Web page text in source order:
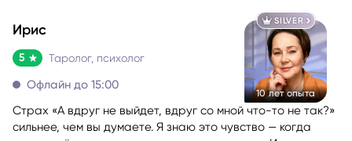
SILVER
10 лет опыта
Ирис
5
Страх «А вдруг не выйдет, вдруг со мной что-то не так?»